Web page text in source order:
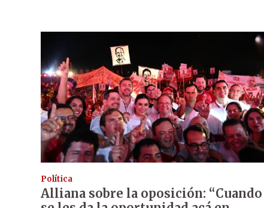
Política
Alliana sobre la oposición: “Cuando